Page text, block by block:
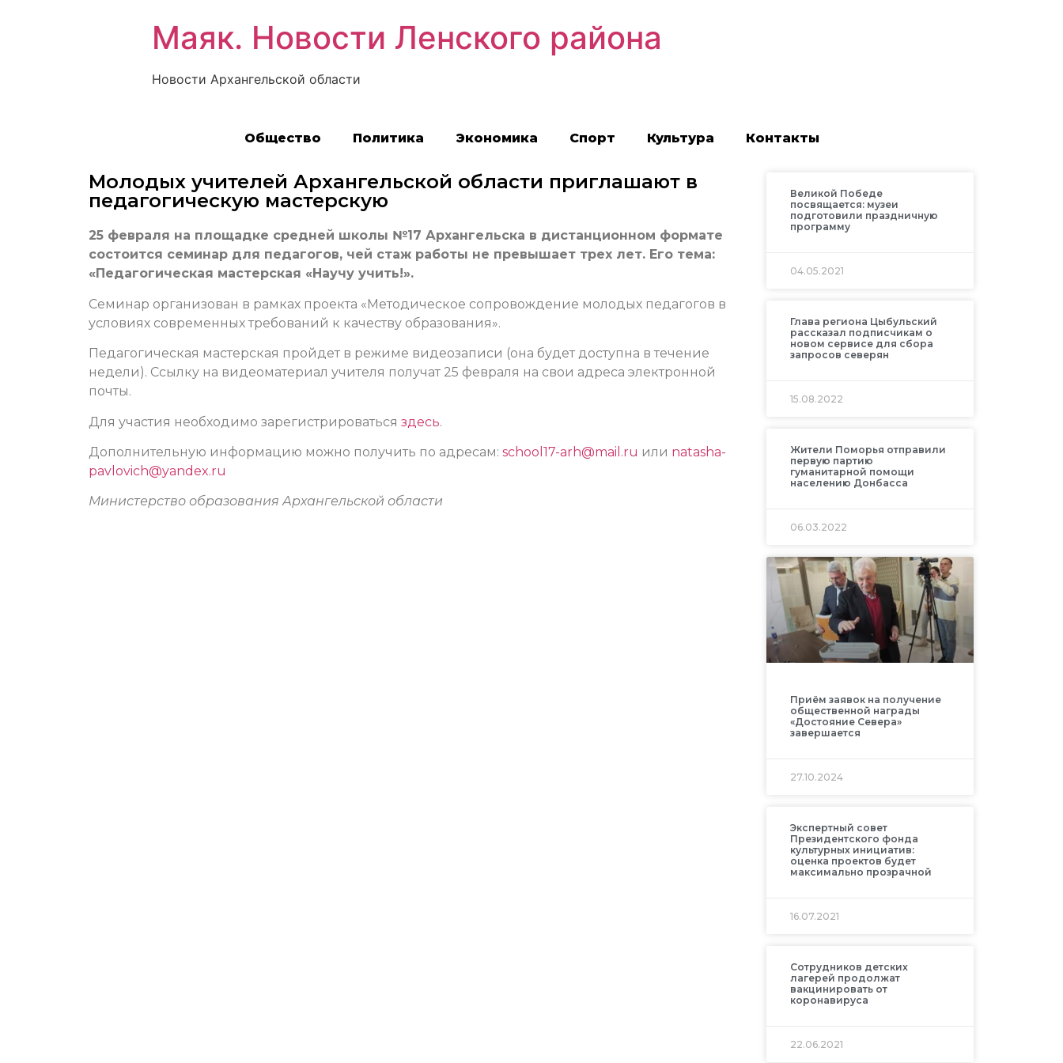
Маяк. Новости Ленского района
Новости Архангельской области
Общество Политика Экономика Спорт Культура Контакты
Молодых учителей Архангельской области приглашают в
педагогическую мастерскую
25 февраля на площадке средней школы №17 Архангельска в дистанционном формате
состоится семинар для педагогов, чей стаж работы не превышает трех лет. Его тема:
«Педагогическая мастерская «Научу учить!».
Семинар организован в рамках проекта «Методическое сопровождение молодых педагогов в
условиях современных требований к качеству образования».
Педагогическая мастерская пройдет в режиме видеозаписи (она будет доступна в течение
недели). Ссылку на видеоматериал учителя получат 25 февраля на свои адреса электронной
почты.
Для участия необходимо зарегистрироваться здесь.
Дополнительную информацию можно получить по адресам: school17-arh@mail.ru или natasha-
pavlovich@yandex.ru
Министерство образования Архангельской области
Великой Победе
посвящается: музеи
подготовили праздничную
программу
04.05.2021
Глава региона Цыбульский
рассказал подписчикам о
новом сервисе для сбора
запросов северян
15.08.2022
Жители Поморья отправили
первую партию
гуманитарной помощи
населению Донбасса
06.03.2022
Приём заявок на получение
общественной награды
«Достояние Севера»
завершается
27.10.2024
Экспертный совет
Президентского фонда
культурных инициатив:
оценка проектов будет
максимально прозрачной
16.07.2021
Сотрудников детских
лагерей продолжат
вакцинировать от
коронавируса
22.06.2021